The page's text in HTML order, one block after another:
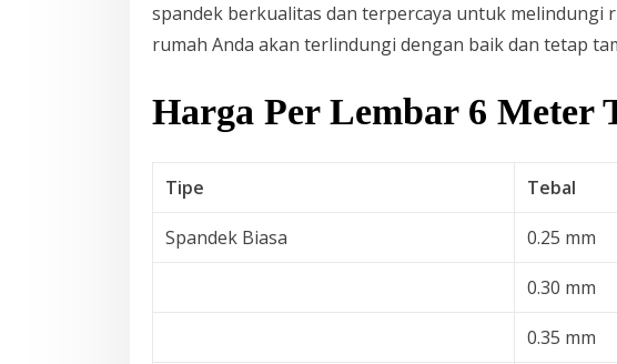
spandek berkualitas dan terpercaya untuk melindungi
rumah Anda akan terlindungi dengan baik dan tetap
Harga Per Lembar 6 Meter
Tipe Tebal
Spandek Biasa 0.25 mm
0.30 mm
0.35 mm